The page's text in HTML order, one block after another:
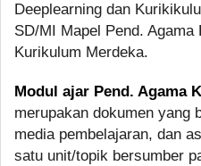
Deeplearning dan
SD/MI Mapel Pend.
Kurikulum Merdeka.
Modul ajar Pend. Agama
merupakan dokumen yang
media pembelajaran, dan
satu unit/topik bersumber